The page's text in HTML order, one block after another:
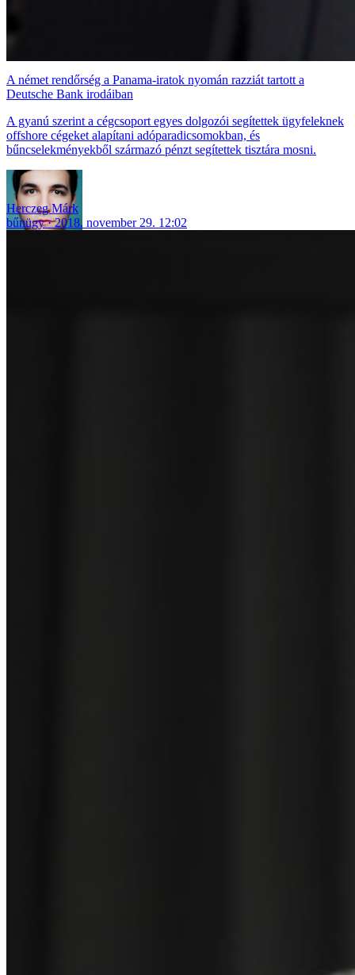
A német rendőrség a Panama-iratok nyomán razziát tartott a
Deutsche Bank irodáiban
A gyanú szerint a cégcsoport egyes dolgozói segítettek ügyfeleknek
offshore cégeket alapítani adóparadicsomokban, és
bűncselekményekből származó pénzt segítettek tisztára mosni.
Herczeg Márk
bűnügy
2018. november 29. 12:02